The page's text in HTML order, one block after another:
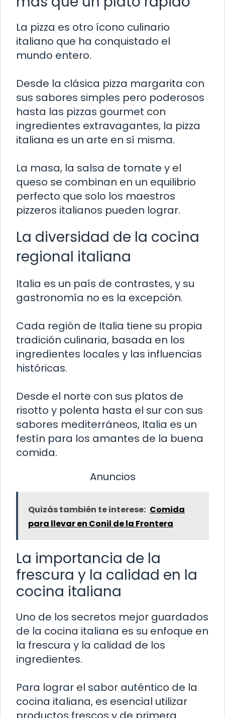
La pizza es otro ícono culinario
italiano que ha conquistado el
mundo entero.
Desde la clásica pizza margarita con
sus sabores simples pero poderosos
hasta las pizzas gourmet con
ingredientes extravagantes, la pizza
italiana es un arte en sí misma.
La masa, la salsa de tomate y el
queso se combinan en un equilibrio
perfecto que solo los maestros
pizzeros italianos pueden lograr.
La diversidad de la cocina
regional italiana
Italia es un país de contrastes, y su
gastronomía no es la excepción.
Cada región de Italia tiene su propia
tradición culinaria, basada en los
ingredientes locales y las influencias
históricas.
Desde el norte con sus platos de
risotto y polenta hasta el sur con sus
sabores mediterráneos, Italia es un
festín para los amantes de la buena
comida.
Anuncios
Quizás también te interese: Comida
para llevar en Conil de la Frontera
La importancia de la
frescura y la calidad en la
cocina italiana
Uno de los secretos mejor guardados
de la cocina italiana es su enfoque en
la frescura y la calidad de los
ingredientes.
Para lograr el sabor auténtico de la
cocina italiana, es esencial utilizar